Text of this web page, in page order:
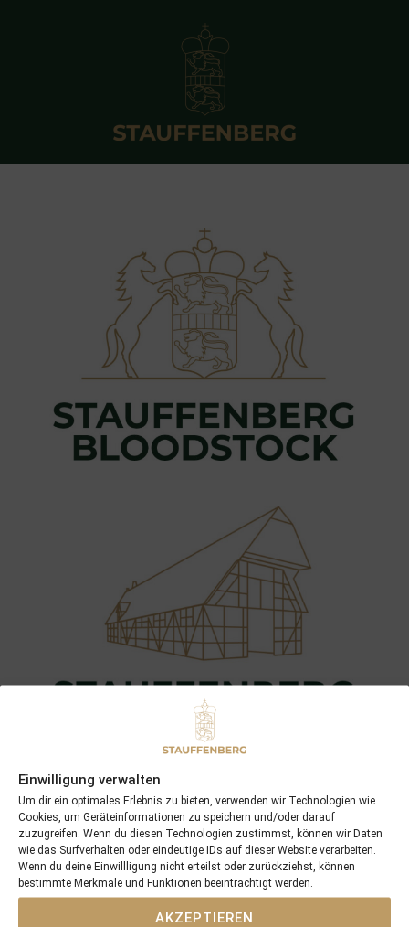
Einwilligung verwalten
Um dir ein optimales Erlebnis zu bieten, verwenden wir Technologien wie
Cookies, um Geräteinformationen zu speichern und/oder darauf
zuzugreifen. Wenn du diesen Technologien zustimmst, können wir Daten
wie das Surfverhalten oder eindeutige IDs auf dieser Website verarbeiten.
Wenn du deine Einwillligung nicht erteilst oder zurückziehst, können
bestimmte Merkmale und Funktionen beeinträchtigt werden.
AKZEPTIEREN